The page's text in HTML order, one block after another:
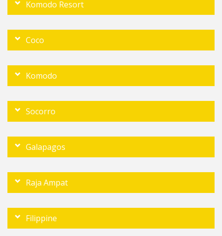
Komodo Resort
Coco
Komodo
Socorro
Galapagos
Raja Ampat
Filippine